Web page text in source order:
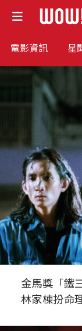
電影資訊 星
金馬獎「鐵
林家棟扮命